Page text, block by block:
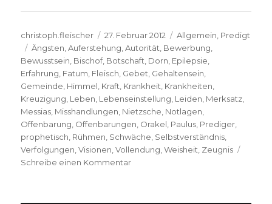
Autor
christoph.fleischer
Veröffentlicht
am
27. Februar 2012 Kategorien
Allgemein Predigt
Schlagwörter
Ängsten ,Auferstehung ,Autorität Bewerbung
Bewusstsein Bischof, Botschaft Dorn Epilepsie
Erfahrung Fatum Fleisch Gebet Gehaltensein
Gemeinde Himmel Kraft Krankheit Krankheiten
Kreuzigung Leben Lebenseinstellung Leiden Merksatz
Messias Misshandlungen Nietzsche Notlagen
Offenbarung Offenbarungen Orakel Paulus Prediger
prophetisch Rühmen Schwäche Selbstverständnis
Verfolgungen ,Visionen ,Vollendung ,Weisheit Zeugnis
Schreibe einen Kommentarzu